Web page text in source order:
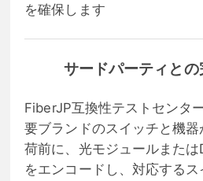
を確保します
サードパーティと
FiberJP互換性テストセンタ
要ブランドのスイッチと機
荷前に、光モジュールまた
をエンコードし、対応する